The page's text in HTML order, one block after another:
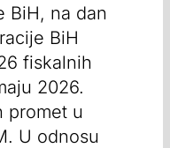
BiH, na dan
BiH
fiskalnih
2026.
promet u
U odnosu